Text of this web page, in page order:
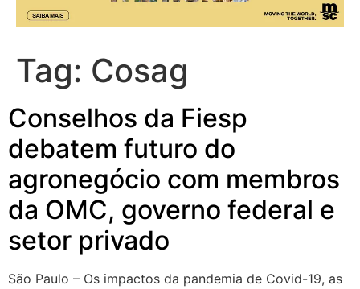
Tag: Cosag
Conselhos da Fiesp
debatem futuro do
agronegócio com membros
da OMC, governo federal e
setor privado
São Paulo – Os impactos da pandemia de Covid-19, as